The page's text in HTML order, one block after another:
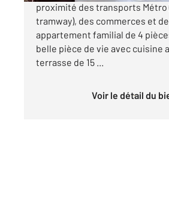
proximité des transports Métro
tramway), des commerces et
appartement familial de 4
belle pièce de vie avec cuisine
terrasse de 15 ...
Voir le détail du